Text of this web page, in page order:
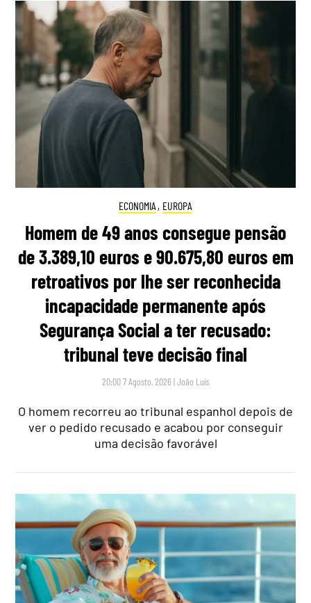
ECONOMIA , EUROPA
Homem de 49 anos consegue pensão
de 3.389,10 euros e 90.675,80 euros em
retroativos por lhe ser reconhecida
incapacidade permanente após
Segurança Social a ter recusado:
tribunal teve decisão final
20:00 7 Agosto, 2026 |João Luís
O homem recorreu ao tribunal espanhol depois de
ver o pedido recusado e acabou por conseguir
uma decisão favorável